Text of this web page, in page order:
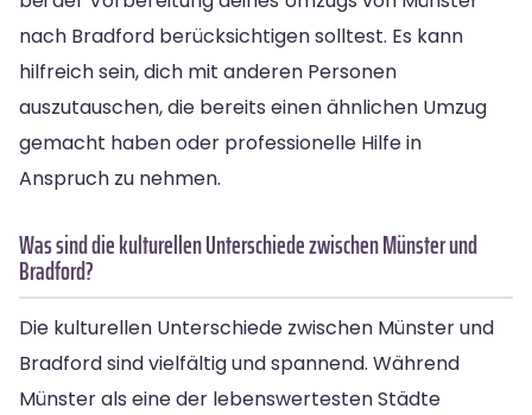
nach Bradford berücksichtigen solltest. Es kann
hilfreich sein, dich mit anderen Personen
auszutauschen, die bereits einen ähnlichen Umzug
gemacht haben oder professionelle Hilfe in
Anspruch zu nehmen.
Was sind die kulturellen Unterschiede zwischen Münster und
Bradford?
Die kulturellen Unterschiede zwischen Münster und
Bradford sind vielfältig und spannend. Während
Münster als eine der lebenswertesten Städte